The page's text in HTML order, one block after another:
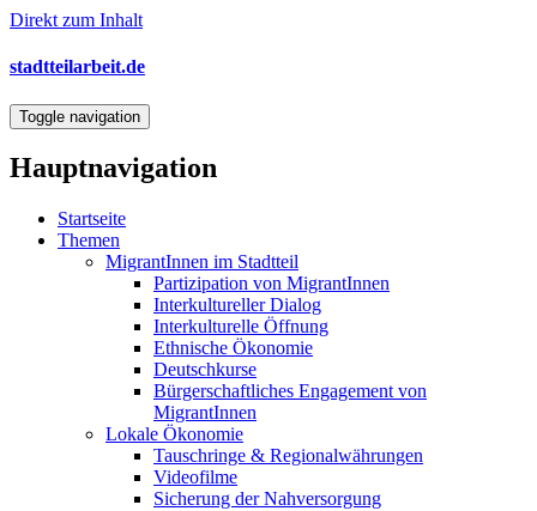
Direkt zum Inhalt
stadtteilarbeit.de
Toggle navigation
Hauptnavigation
Startseite
Themen
MigrantInnen im Stadtteil
Partizipation von MigrantInnen
Interkultureller Dialog
Interkulturelle Öffnung
Ethnische Ökonomie
Deutschkurse
Bürgerschaftliches Engagement von
MigrantInnen
Lokale Ökonomie
Tauschringe & Regionalwährungen
Videofilme
Sicherung der Nahversorgung